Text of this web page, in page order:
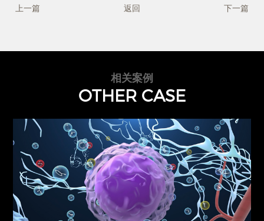
上一篇 下一篇
返回
相关案例
OTHER CASE